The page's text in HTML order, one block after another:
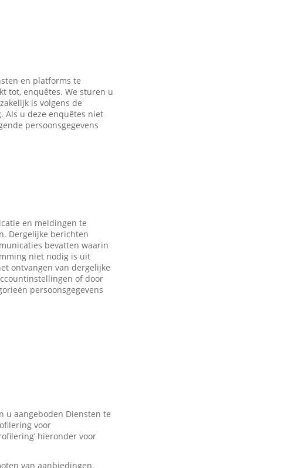
en platforms te
tot, enquêtes. We sturen u
is volgens de
Als u deze enquêtes niet
persoonsgegevens
en meldingen te
Dergelijke berichten
bevatten waarin
niet nodig is uit
ontvangen van dergelijke
of door
persoonsgegevens
u aangeboden Diensten te
voor
hieronder voor
van aanbiedingen,